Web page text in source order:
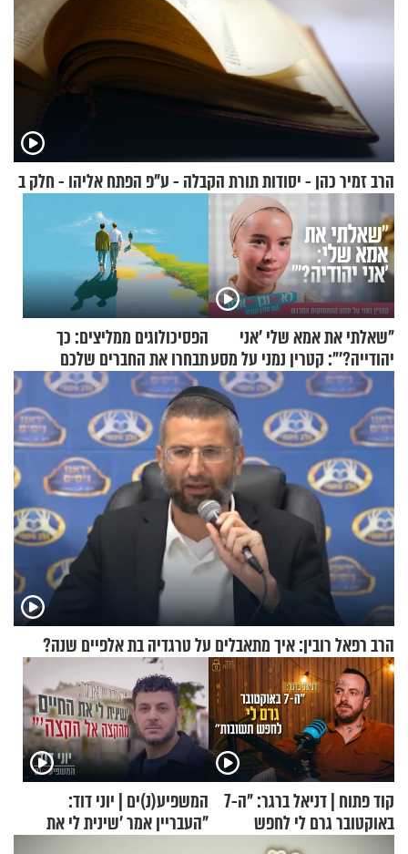
הרב זמיר כהן - יסודות תורת הקבלה - ע"פ הפתח אליהו - חלק ב
"שאלתי את אמא שלי 'אני
יהודייה?'": קטרין נמני על מסע
ההתחזקות המרגש
הפסיכולוגים ממליצים: כך
תבחרו את החברים שלכם
בחיים
הרב רפאל רובין: איך מתאבלים על טרגדיה בת אלפיים שנה?
קוד פתוח | דניאל ברגר: "ה-7
באוקטובר גרם לי לחפש
המשפיע(נ)ים | יוני דוד:
"העבריין אמר 'שינית לי את